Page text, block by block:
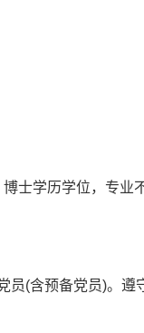
士学历学位，专业
员(含预备党员)。